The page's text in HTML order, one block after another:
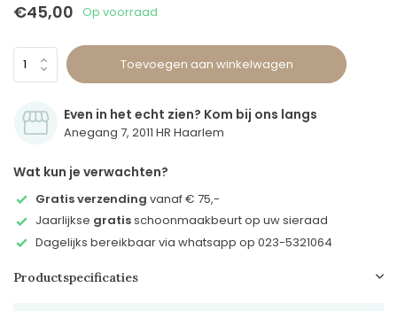
€45,00 Op voorraad
Toevoegen aan winkelwagen
Even in het echt zien? Kom bij ons langs
Anegang 7, 2011 HR Haarlem
Wat kun je verwachten?
Gratis verzending vanaf € 75,-
Jaarlijkse gratisschoonmaakbeurt op uw sieraad
Dagelijks bereikbaar via whatsapp op 023-5321064
Productspecificaties